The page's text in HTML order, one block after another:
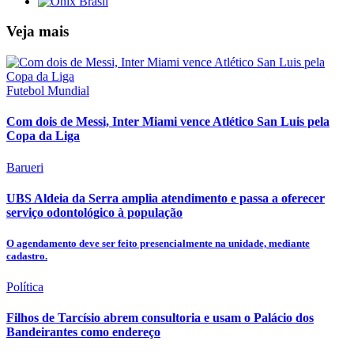
Veja mais
Futebol Mundial
Com dois de Messi, Inter Miami vence Atlético San Luis pela
Copa da Liga
Barueri
UBS Aldeia da Serra amplia atendimento e passa a oferecer
serviço odontológico à população
O agendamento deve ser feito presencialmente na unidade, mediante
cadastro.
Política
Filhos de Tarcísio abrem consultoria e usam o Palácio dos
Bandeirantes como endereço